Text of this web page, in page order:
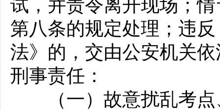
试，并责令离开现场；
第八条的规定处理；违
法》的，交由公安机关
刑事责任：
（一）故意扰乱考点